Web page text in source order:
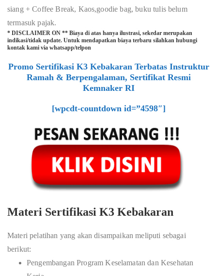
siang + Coffee Break, Kaos,goodie bag, buku tulis belum
termasuk pajak.
* DISCLAIMER ON ** Biaya di atas hanya ilustrasi, sekedar merupakan
indikasi/tidak update. Untuk mendapatkan biaya terbaru silahkan hubungi
kontak kami via whatsapp/telpon
Promo Sertifikasi K3 Kebakaran Terbatas Instruktur
Ramah & Berpengalaman, Sertifikat Resmi
Kemnaker RI
[wpcdt-countdown id=”4598″]
Materi Sertifikasi K3 Kebakaran
Materi pelatihan yang akan disampaikan meliputi sebagai
berikut:
Pengembangan Program Keselamatan dan Kesehatan